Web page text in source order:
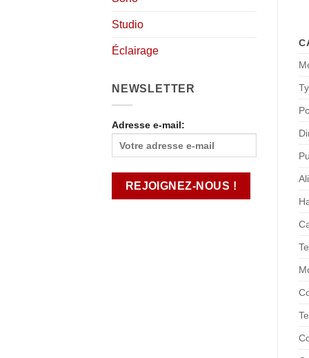
Studio
Éclairage
NEWSLETTER
Adresse e-mail: